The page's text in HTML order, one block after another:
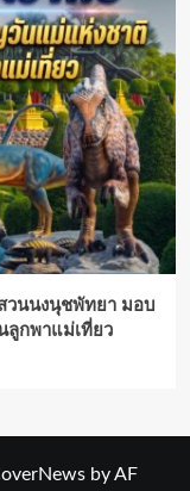
วนนงนุชพัทยา มอบ
กพาแม่เที่ยว
by AF